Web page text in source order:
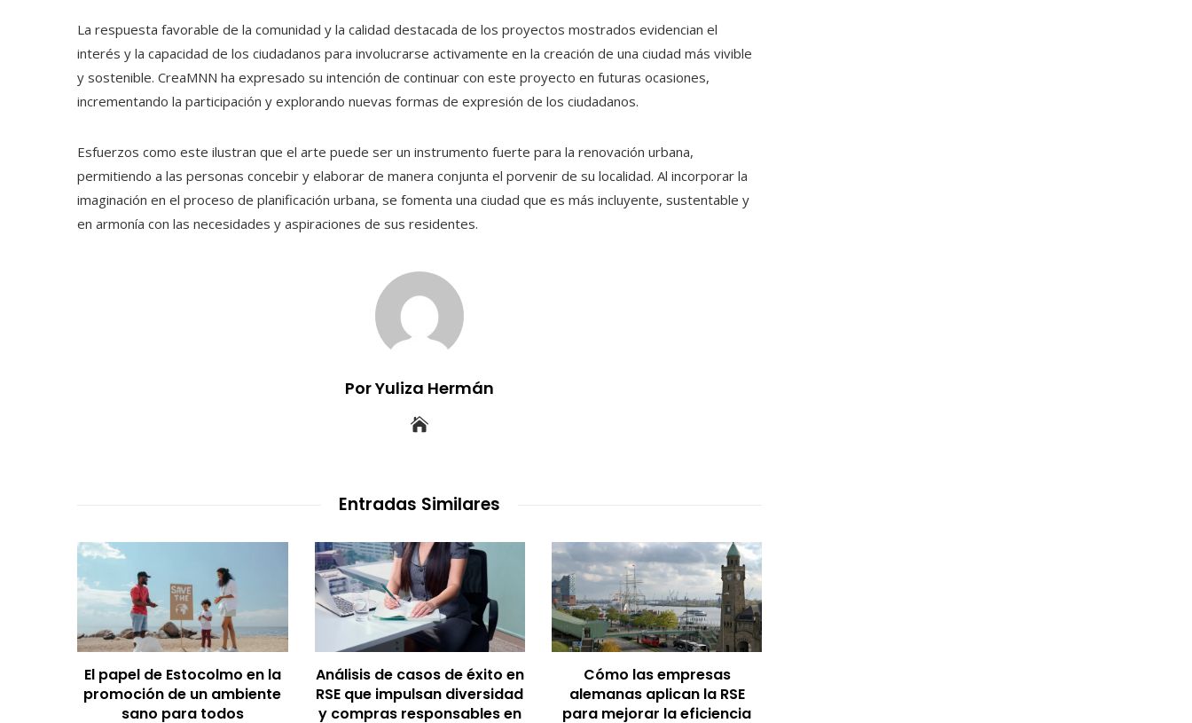
La respuesta favorable de la comunidad y la calidad destacada de los proyectos mostrados evidencian el
interés y la capacidad de los ciudadanos para involucrarse activamente en la creación de una ciudad más vivible
y sostenible. CreaMNN ha expresado su intención de continuar con este proyecto en futuras ocasiones,
incrementando la participación y explorando nuevas formas de expresión de los ciudadanos.
Esfuerzos como este ilustran que el arte puede ser un instrumento fuerte para la renovación urbana,
permitiendo a las personas concebir y elaborar de manera conjunta el porvenir de su localidad. Al incorporar la
imaginación en el proceso de planificación urbana, se fomenta una ciudad que es más incluyente, sustentable y
en armonía con las necesidades y aspiraciones de sus residentes.
Por Yuliza Hermán
Entradas Similares
El papel de Estocolmo en la
promoción de un ambiente
sano para todos
Análisis de casos de éxito en
RSE que impulsan diversidad
y compras responsables en
Cómo las empresas
alemanas aplican la RSE
para mejorar la eficiencia